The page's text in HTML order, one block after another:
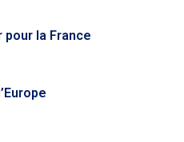
pour la France